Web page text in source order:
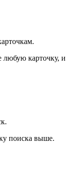
любую карточку, и
поиска выше.